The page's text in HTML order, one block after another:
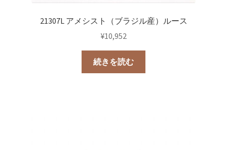
21307L アメシスト（ブラジル産）ルース
¥10,952
続きを読む